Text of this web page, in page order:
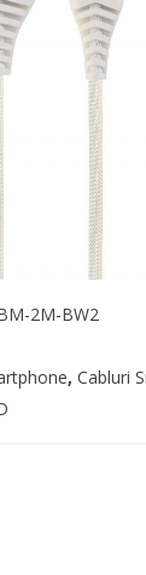
2M-BW2
, Cabluri